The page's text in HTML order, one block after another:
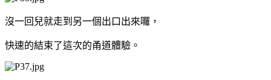
沒一回兒就走到另一個出口出來囉，
快速的結束了這次的甬道體驗。